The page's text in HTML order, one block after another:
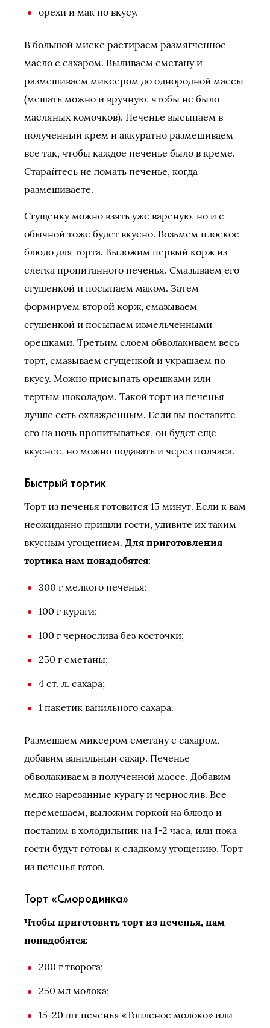
орехи и мак по вкусу.
В большой миске растираем размягченное
масло с сахаром. Выливаем сметану и
размешиваем миксером до однородной массы
(мешать можно и вручную, чтобы не было
масляных комочков). Печенье высыпаем в
полученный крем и аккуратно размешиваем
все так, чтобы каждое печенье было в креме.
Старайтесь не ломать печенье, когда
размешиваете.
Сгущенку можно взять уже вареную, но и с
обычной тоже будет вкусно. Возьмем плоское
блюдо для торта. Выложим первый корж из
слегка пропитанного печенья. Смазываем его
сгущенкой и посыпаем маком. Затем
формируем второй корж, смазываем
сгущенкой и посыпаем измельченными
орешками. Третьим слоем обволакиваем весь
торт, смазываем сгущенкой и украшаем по
вкусу. Можно присыпать орешками или
тертым шоколадом. Такой торт из печенья
лучше есть охлажденным. Если вы поставите
его на ночь пропитываться, он будет еще
вкуснее, но можно подавать и через полчаса.
Быстрый тортик
Торт из печенья готовится 15 минут. Если к вам
неожиданно пришли гости, удивите их таким
вкусным угощением. Для приготовления
тортика нам понадобятся:
300 г мелкого печенья;
100 г кураги;
100 г чернослива без косточки;
250 г сметаны;
4 ст. л. сахара;
1 пакетик ванильного сахара.
Размешаем миксером сметану с сахаром,
добавим ванильный сахар. Печенье
обволакиваем в полученной массе. Добавим
мелко нарезанные курагу и чернослив. Все
перемешаем, выложим горкой на блюдо и
поставим в холодильник на 1-2 часа, или пока
гости будут готовы к сладкому угощению. Торт
из печенья готов.
Торт «Смородинка»
Чтобы приготовить торт из печенья, нам
понадобятся:
200 г творога;
250 мл молока;
15-20 шт печенья «Топленое молоко» или